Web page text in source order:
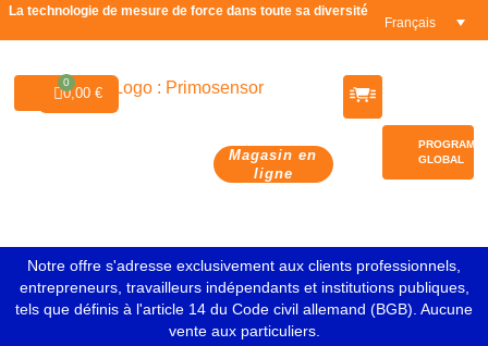
La technologie de mesure de force dans toute sa diversité
Français
Magasin en
ligne
0,00 €
0
GLOBAL
Notre offre s'adresse exclusivement aux clients professionnels,
entrepreneurs, travailleurs indépendants et institutions publiques,
tels que définis à l'article 14 du Code civil allemand (BGB). Aucune
vente aux particuliers.